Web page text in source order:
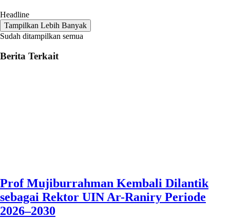
Headline
Tampilkan Lebih Banyak
Sudah ditampilkan semua
Berita Terkait
Prof Mujiburrahman Kembali Dilantik
sebagai Rektor UIN Ar-Raniry Periode
2026–2030